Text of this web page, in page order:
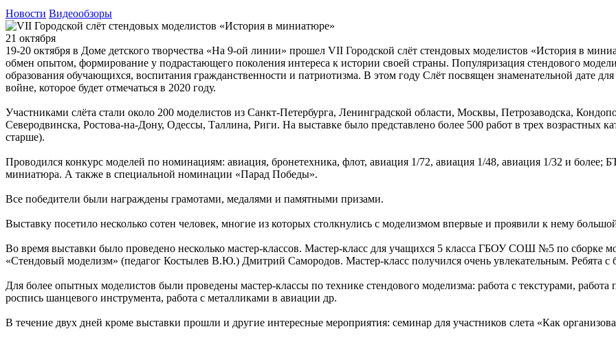
Новости Видеообзоры
21 октября
19-20 октября в Доме детского творчества «На 9-ой линии» прошел VII Городской слёт стендовых моделистов «История в
обмен опытом, формирование у подрастающего поколения интереса к истории своей страны. Популяризация стендового
образования обучающихся, воспитания гражданственности и патриотизма. В этом году Слёт посвящен знаменательной дате
войне, которое будет отмечаться в 2020 году.
Участниками слёта стали около 200 моделистов из Санкт-Петербурга, Ленинградской области, Москвы, Петрозаводска,
Северодвинска, Ростова-на-Дону, Одессы, Таллина, Риги. На выставке было представлено более 500 работ в трех возрастных
старше).
Проводился конкурс моделей по номинациям: авиация, бронетехника, флот, авиация 1/72, авиация 1/48, авиация 1/32 и более;
миниатюра. А также в специальной номинации «Парад Победы».
Все победители были награждены грамотами, медалями и памятными призами.
Выставку посетило несколько сотен человек, многие из которых столкнулись с моделизмом впервые и проявили к нему
Во время выставки было проведено несколько мастер-классов. Мастер-класс для учащихся 5 класса ГБОУ СОШ №5 по сборке
«Стендовый моделизм» (педагог Костылев В.Ю.) Дмитрий Самородов. Мастер-класс получился очень увлекательным. Ребята
Для более опытных моделистов были проведены мастер-классы по технике стендового моделизма: работа с текстурами,
роспись шанцевого инструмента, работа с металликами в авиации др.
В течение двух дней кроме выставки прошли и другие интересные мероприятия: семинар для участников слета «Как